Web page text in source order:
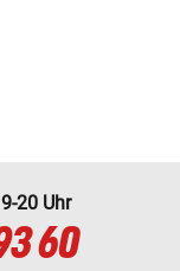
20 Uhr
60